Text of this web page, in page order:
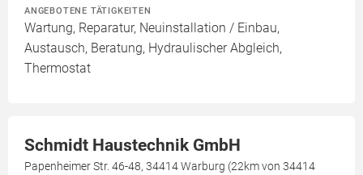
ANGEBOTENE TÄTIGKEITEN
Wartung, Reparatur, Neuinstallation / Einbau,
Austausch, Beratung, Hydraulischer Abgleich,
Thermostat
Schmidt Haustechnik GmbH
Papenheimer Str. 46-48, 34414 Warburg (22km von 34414